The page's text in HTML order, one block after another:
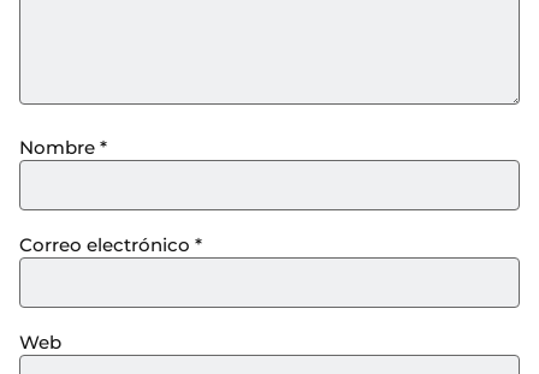
Nombre *
Correo electrónico *
Web